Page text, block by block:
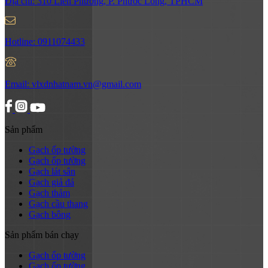
Hotline: 0911074433
Email: vlxdnhatnam.vn@gmail.com
Sản phẩm
Gạch ốp tường
Gạch ốp tường
Gạch lát sân
Gạch giả đá
Gạch thảm
Gạch cầu thang
Gạch bông
Sản phẩm bán chạy
Gạch ốp tường
Gạch ốp tường